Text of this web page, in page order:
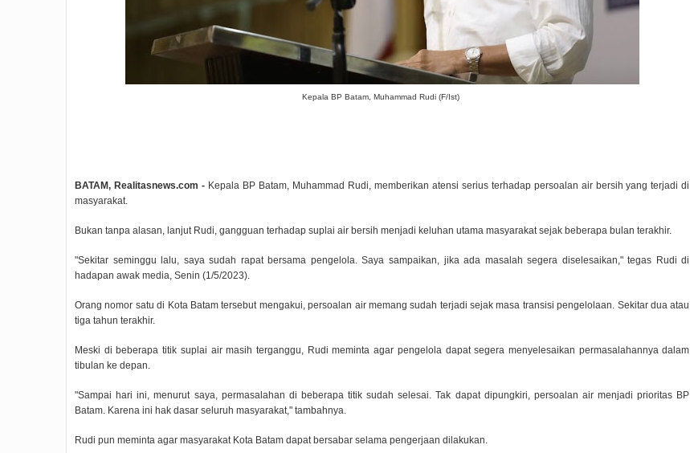
Kepala BP Batam, Muhammad Rudi (F/Ist)
BATAM, Realitasnews.com -Kepala BP Batam, Muhammad Rudi, memberikan atensi serius terhadap persoalan air bersih yang terjadi di
masyarakat.
Bukan tanpa alasan, lanjut Rudi, gangguan terhadap suplai air bersih menjadi keluhan utama masyarakat sejak beberapa bulan terakhir.
"Sekitar seminggu lalu, saya sudah rapat bersama pengelola. Saya sampaikan, jika ada masalah segera diselesaikan," tegas Rudi di
hadapan awak media, Senin (1/5/2023).
Orang nomor satu di Kota Batam tersebut mengakui, persoalan air memang sudah terjadi sejak masa transisi pengelolaan. Sekitar dua atau
tiga tahun terakhir.
Meski di beberapa titik suplai air masih terganggu, Rudi meminta agar pengelola dapat segera menyelesaikan permasalahannya dalam
tibulan ke depan.
"Sampai hari ini, menurut saya, permasalahan di beberapa titik sudah selesai. Tak dapat dipungkiri, persoalan air menjadi prioritas BP
Batam. Karena ini hak dasar seluruh masyarakat," tambahnya.
Rudi pun meminta agar masyarakat Kota Batam dapat bersabar selama pengerjaan dilakukan.